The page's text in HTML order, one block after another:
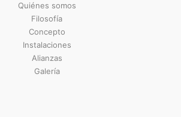
Quiénes somos
Filosofía
Concepto
Instalaciones
Alianzas
Galería